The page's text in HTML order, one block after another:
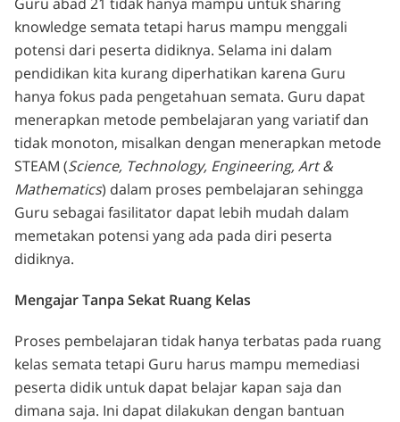
knowledge semata tetapi harus mampu menggali
potensi dari peserta didiknya. Selama ini dalam
pendidikan kita kurang diperhatikan karena Guru
hanya fokus pada pengetahuan semata. Guru dapat
menerapkan metode pembelajaran yang variatif dan
tidak monoton, misalkan dengan menerapkan metode
STEAM (Science, Technology, Engineering, Art &
Mathematics) dalam proses pembelajaran sehingga
Guru sebagai fasilitator dapat lebih mudah dalam
memetakan potensi yang ada pada diri peserta
didiknya.
Mengajar Tanpa Sekat Ruang Kelas
Proses pembelajaran tidak hanya terbatas pada ruang
kelas semata tetapi Guru harus mampu memediasi
peserta didik untuk dapat belajar kapan saja dan
dimana saja. Ini dapat dilakukan dengan bantuan